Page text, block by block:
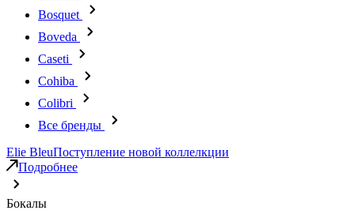
Bosquet
Boveda
Caseti
Cohiba
Colibri
Все бренды
Elie BleuПоступление новой коллелкции
Подробнее
Бокалы